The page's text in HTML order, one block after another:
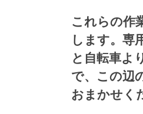
これらの作
します。専
と自転車よ
で、この辺
おまかせく